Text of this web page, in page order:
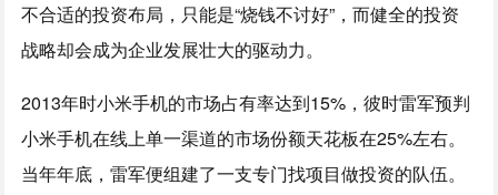
不合适的投资布局，只能是“烧钱不讨好”，而健全的投资
战略却会成为企业发展壮大的驱动力。
2013年时小米手机的市场占有率达到15%，彼时雷军预判
小米手机在线上单一渠道的市场份额天花板在25%左右。
当年年底，雷军便组建了一支专门找项目做投资的队伍。